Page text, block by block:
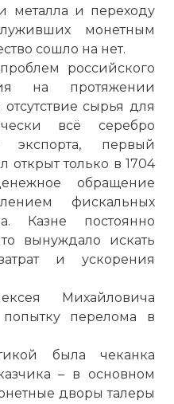
металла и переходу
монетным
сошло на нет.
российского
на протяжении
сырья для
всё серебро
экспорта, первый
только в 1704
обращение
фискальных
Казне постоянно
вынуждало искать
и ускорения
Михайловича
перелома в
была чеканка
– в основном
дворы талеры